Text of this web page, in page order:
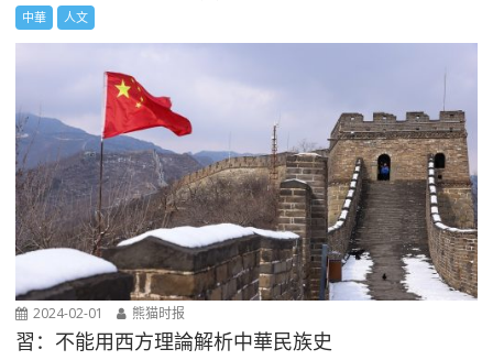
中華 人文
2024-02-01 熊猫时报
習：不能用西方理論解析中華民族史